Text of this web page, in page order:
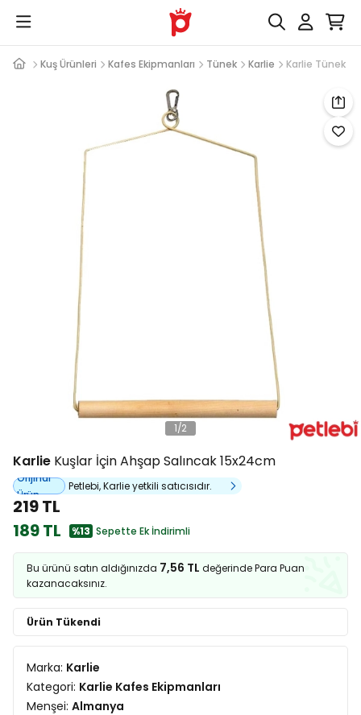
Kuş Ürünleri Kafes Ekipmanları Tünek Karlie Karlie Tünek
1/2
Karlie Kuşlar İçin Ahşap Salıncak 15x24cm
Orijinal
Ürün
Petlebi, Karlie yetkili satıcısıdır.
219 TL
189 TL
%13 Sepette Ek İndirimli
Bu ürünü satın aldığınızda 7,56 TL değerinde Para Puan
kazanacaksınız.
Ürün Tükendi
Marka: Karlie
Kategori: Karlie Kafes Ekipmanları
Menşei: Almanya